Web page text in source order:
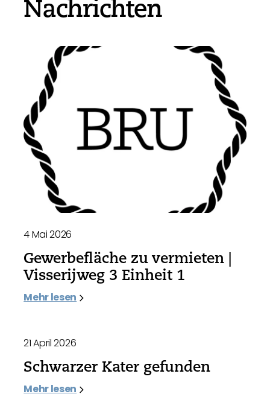
Nachrichten
4 Mai 2026
Gewerbefläche zu vermieten |
Visserijweg 3 Einheit 1
Mehr lesen
21 April 2026
Schwarzer Kater gefunden
Mehr lesen